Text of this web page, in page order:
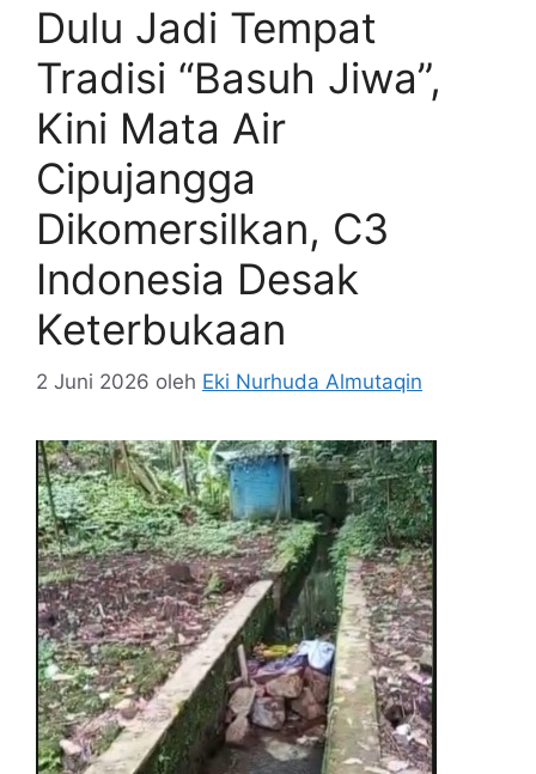
Dulu Jadi Tempat
Tradisi “Basuh Jiwa”,
Kini Mata Air
Cipujangga
Dikomersilkan, C3
Indonesia Desak
Keterbukaan
2 Juni 2026 oleh Eki Nurhuda Almutaqin